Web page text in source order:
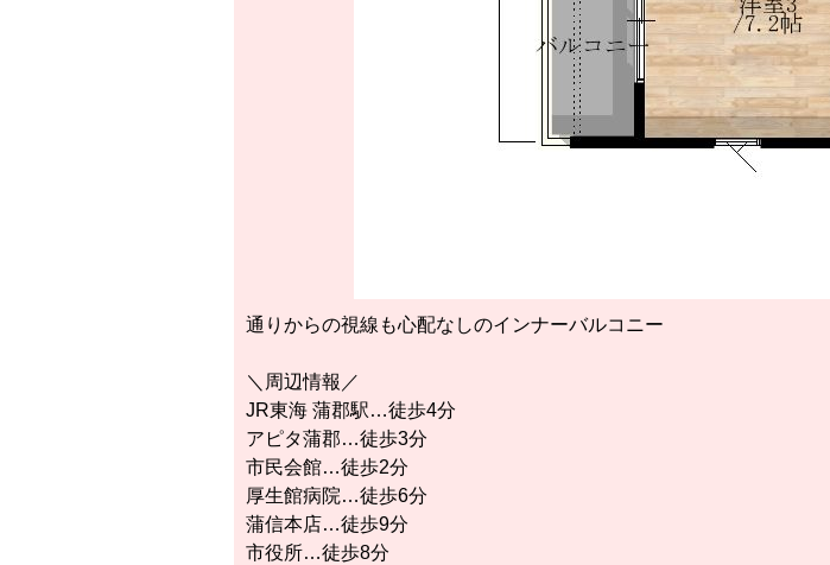
通りからの視線も心配なしのインナーバルコニー
＼周辺情報／
JR東海 蒲郡駅…徒歩4分
アピタ蒲郡…徒歩3分
市民会館…徒歩2分
厚生館病院…徒歩6分
蒲信本店…徒歩9分
市役所…徒歩8分